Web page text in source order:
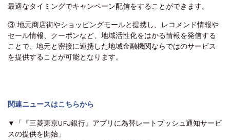
最適なタイミングでキャンペーン配信をすることができます。
③ 地元商店街やショッピングモールと提携し、レコメンド情報や
セール情報、クーポンなど、地域活性化をはかる情報を発信する
ことで、地元と密接に連携した地域金融機関ならではのサービス
を提供することが可能となります。
関連ニュースはこちらから
▼「『三菱東京UFJ銀行』アプリに為替レートプッシュ通知サービ
スの提供を開始」